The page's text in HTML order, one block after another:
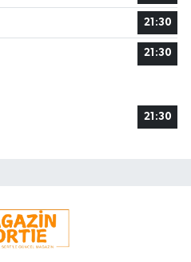
21:30
21:30
21:30